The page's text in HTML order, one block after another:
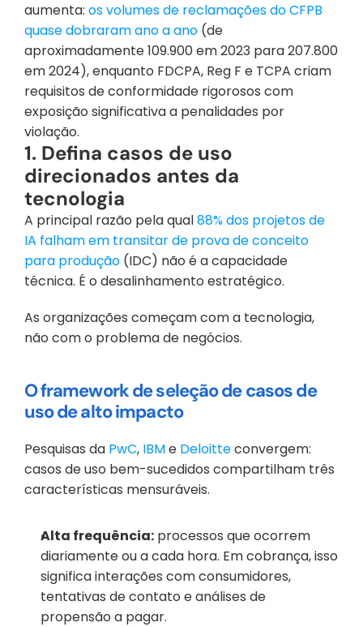
aumenta: os volumes de reclamações do CFPB
quase dobraram ano a ano (de
aproximadamente 109.900 em 2023 para 207.800
em 2024), enquanto FDCPA, Reg F e TCPA criam
requisitos de conformidade rigorosos com
exposição significativa a penalidades por
violação.
1. Defina casos de uso
direcionados antes da
tecnologia
A principal razão pela qual 88% dos projetos de
IA falham em transitar de prova de conceito
para produção (IDC) não é a capacidade
técnica. É o desalinhamento estratégico.
As organizações começam com a tecnologia,
não com o problema de negócios.
O framework de seleção de casos de
uso de alto impacto
Pesquisas da PwC, IBM e Deloitte convergem:
casos de uso bem-sucedidos compartilham três
características mensuráveis.
Alta frequência: processos que ocorrem
diariamente ou a cada hora. Em cobrança, isso
significa interações com consumidores,
tentativas de contato e análises de
propensão a pagar.